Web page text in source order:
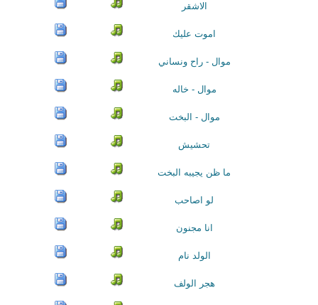
الاشقر
اموت عليك
موال - راح ونساني
موال - خاله
موال - البخت
تحشيش
ما ظن يجيبه البخت
لو اصاحب
انا مجنون
الولد نام
هجر الولف